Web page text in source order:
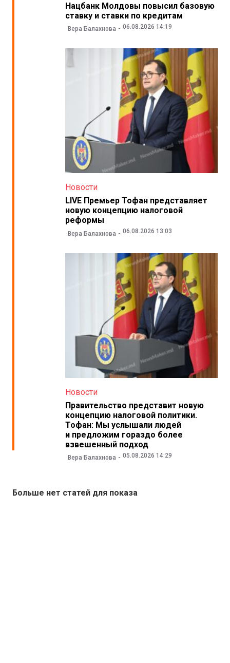
Нацбанк Молдовы повысил базовую
ставку и ставки по кредитам
Вера Балахнова 06.08.2026 14:19
Новости
LIVE Премьер Тофан представляет
новую концепцию налоговой
реформы
Вера Балахнова 06.08.2026 13:03
Новости
Правительство представит новую
концепцию налоговой политики.
Тофан: Мы услышали людей
и предложим гораздо более
взвешенный подход
Вера Балахнова 05.08.2026 14:29
Больше нет статей для показа